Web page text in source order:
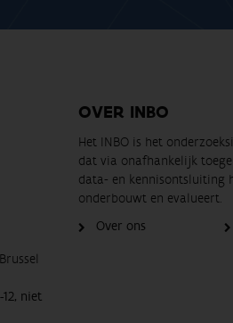
12, niet
OVER INBO
Het INBO is het
dat via onafhankelijk
data- en kennisontsluiting
onderbouwt en evalueert.
Over ons